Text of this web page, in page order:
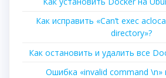
Как исправить «Can’t exec
directory»?
Как остановить и удалить все
Ошибка «invalid command \n»